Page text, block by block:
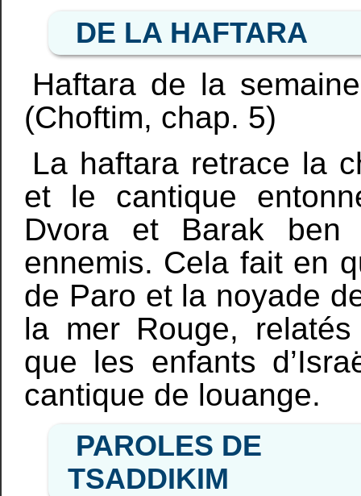
DE LA HAFTARA
Haftara de la
(Choftim, chap. 5)
La haftara retrace la
et le cantique
Dvora et Barak ben
ennemis. Cela fait en
de Paro et la noyade
la mer Rouge,
que les enfants
cantique de louange.
PAROLES DE
TSADDIKIM